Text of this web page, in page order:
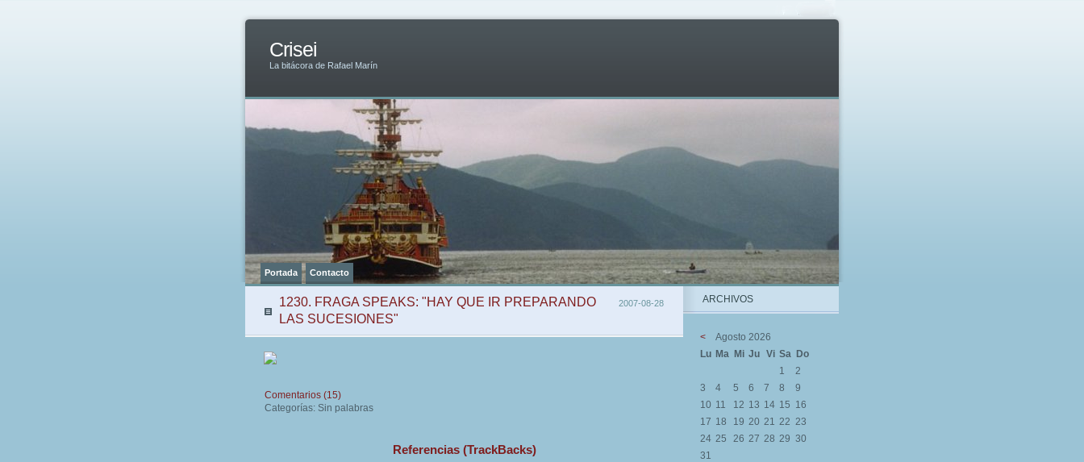
Crisei
La bitácora de Rafael Marín
Portada Contacto
2007-08-28
1230. FRAGA SPEAKS: "HAY QUE IR PREPARANDO
LAS SUCESIONES"
Comentarios (15)
Categorías: Sin palabras
Referencias (TrackBacks)
ARCHIVOS
<
Agosto 2026
Lu Ma Mi Ju Vi Sa Do
1
2
3
4 5 6 7 8
9
10 11 12 13 14 15 16
17 18 19 20 21 22 23
24 25 26 27 28 29 30
31